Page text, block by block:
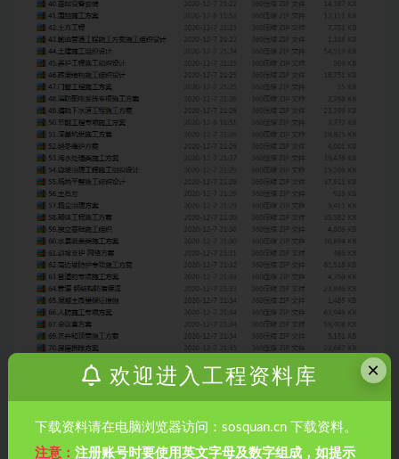
×
欢迎进入工程资料库
下载资料请在电脑浏览器访问：sosquan.cn 下载资料。
注意：注册账号时要使用英文字母及数字组成，如提示